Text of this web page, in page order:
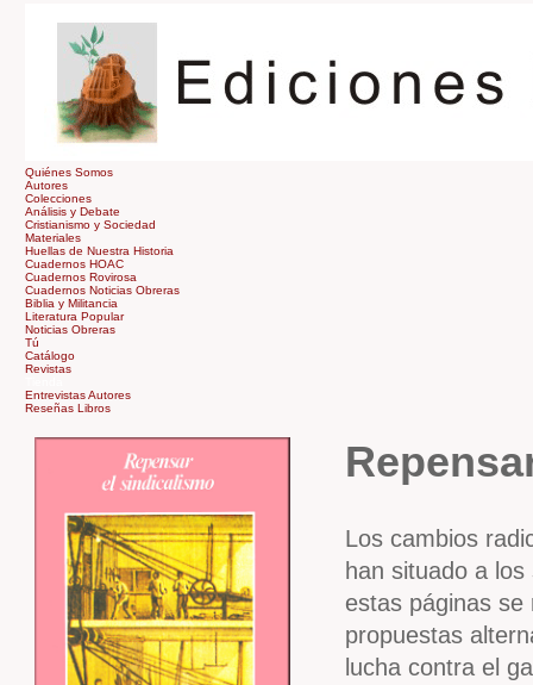
Quiénes Somos
Autores
Colecciones
Análisis y Debate
Cristianismo y Sociedad
Materiales
Huellas de Nuestra Historia
Cuadernos HOAC
Cuadernos Rovirosa
Cuadernos Noticias Obreras
Biblia y Militancia
Literatura Popular
Noticias Obreras
Tú
Catálogo
Revistas
Entrevistas Autores
Reseñas Libros
Los cambios
han situado a
estas páginas se
propuestas
lucha contra el